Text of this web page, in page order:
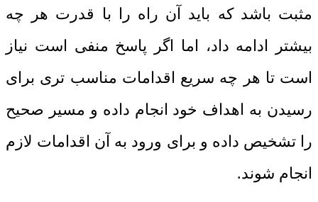
مثبت باشد که باید آن راه را با قدرت هر چه
بیشتر ادامه داد، اما اگر پاسخ منفی است نیاز
است تا هر چه سریع اقدامات مناسب تری برای
رسیدن به اهداف خود انجام داده و مسیر صحیح
را تشخیص داده و برای ورود به آن اقدامات لازم
انجام شوند.